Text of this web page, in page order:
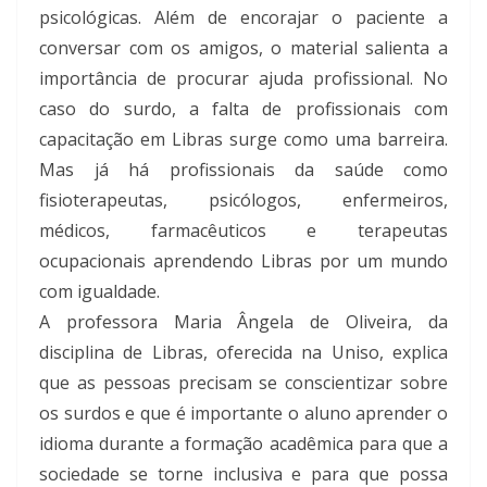
psicológicas. Além de encorajar o paciente a
conversar com os amigos, o material salienta a
importância de procurar ajuda profissional. No
caso do surdo, a falta de profissionais com
capacitação em Libras surge como uma barreira.
Mas já há profissionais da saúde como
fisioterapeutas, psicólogos, enfermeiros,
médicos, farmacêuticos e terapeutas
ocupacionais aprendendo Libras por um mundo
com igualdade.
A professora Maria Ângela de Oliveira, da
disciplina de Libras, oferecida na Uniso, explica
que as pessoas precisam se conscientizar sobre
os surdos e que é importante o aluno aprender o
idioma durante a formação acadêmica para que a
sociedade se torne inclusiva e para que possa